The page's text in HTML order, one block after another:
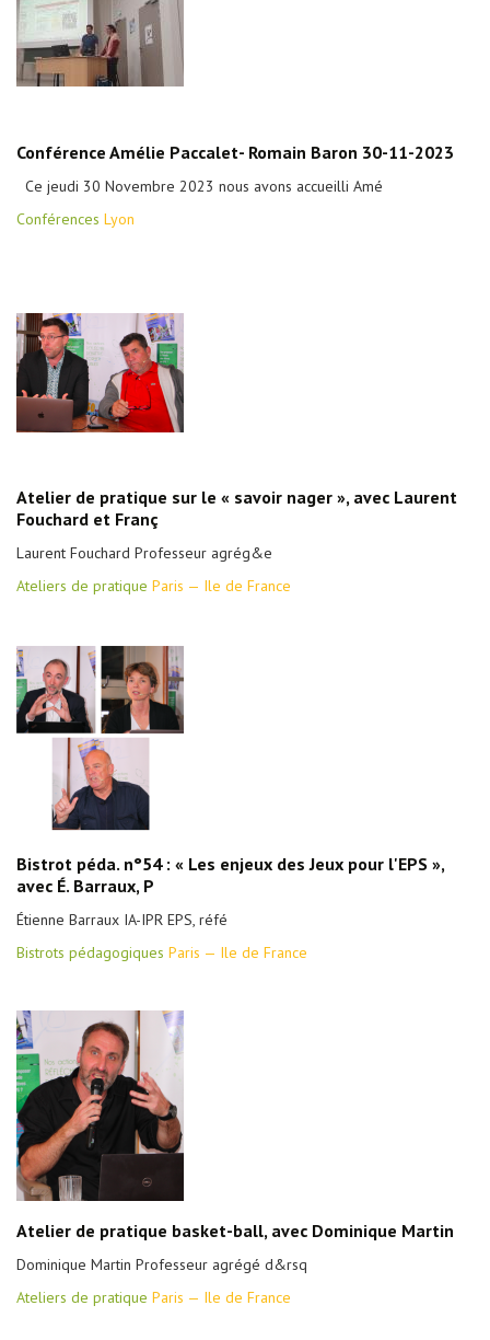
Conférence Amélie Paccalet- Romain Baron 30-11-2023
Ce jeudi 30 Novembre 2023 nous avons accueilli Amé
Conférences Lyon
Atelier de pratique sur le « savoir nager », avec Laurent
Fouchard et Franç
Laurent Fouchard Professeur agrég&e
Ateliers de pratique Paris — Ile de France
Bistrot péda. n°54 : « Les enjeux des Jeux pour l'EPS »,
avec É. Barraux, P
Étienne Barraux IA-IPR EPS, réfé
Bistrots pédagogiques Paris — Ile de France
Atelier de pratique basket-ball, avec Dominique Martin
Dominique Martin Professeur agrégé d&rsq
Ateliers de pratique Paris — Ile de France